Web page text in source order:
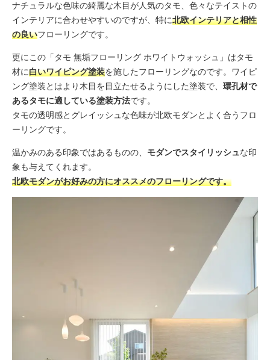
ナチュラルな色味の綺麗な木目が人気のタモ、色々なテイストの
インテリアに合わせやすいのですが、特に北欧インテリアと相性
の良いフローリングです。
更にこの「タモ 無垢フローリング ホワイトウォッシュ」はタモ
材に白いワイピング塗装を施したフローリングなのです。ワイピ
ング塗装とはより木目を目立たせるようにした塗装で、 環孔材で
あるタモに適している塗装方法です。
タモの透明感とグレイッシュな色味が北欧モダンとよく合うフロ
ーリングです。
温かみのある印象ではあるものの、 モダンでスタイリッシュな印
象も与えてくれます。
北欧モダンがお好みの方にオススメのフローリングです。